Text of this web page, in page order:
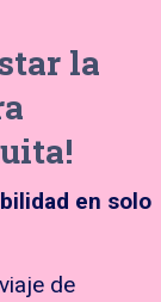
la
en solo
de